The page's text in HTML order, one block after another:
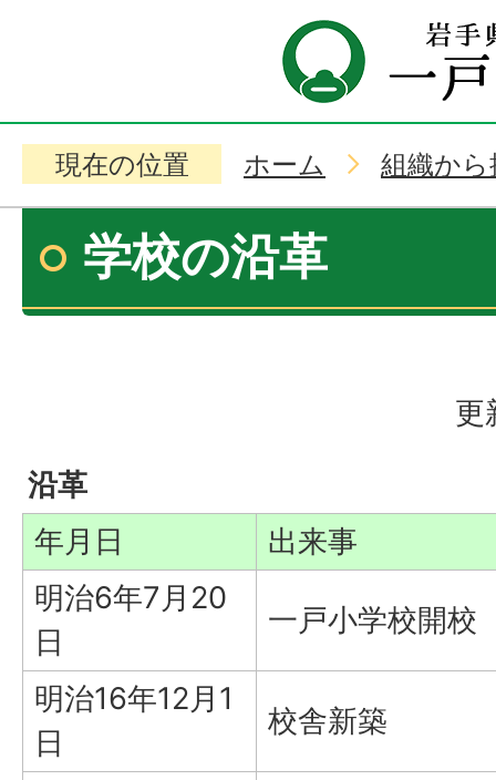
現在の位置 ホーム 組織か
学校の沿革
更
沿革
年月日
出来事
明治6年7月20
日
一戸小学校開校
明治16年12月1
日
校舎新築